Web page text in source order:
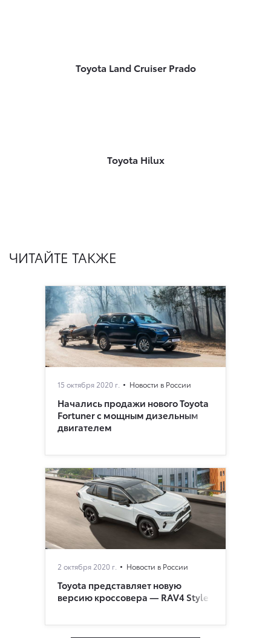
Toyota Land Cruiser Prado
Toyota Hilux
ЧИТАЙТЕ ТАКЖЕ
15 октября 2020 г. Новости в России
Начались продажи нового Toyota
Fortuner с мощным дизельным
двигателем
2 октября 2020 г. Новости в России
Toyota представляет новую
версию кроссовера — RAV4 Style